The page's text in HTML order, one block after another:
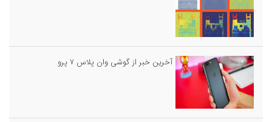
آخرین خبر از گوشی وان پلاس ۷ پرو